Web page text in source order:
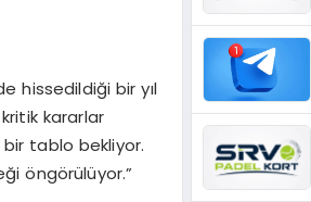
hissedildiği bir yıl
kararlar
bir tablo bekliyor.
öngörülüyor.”